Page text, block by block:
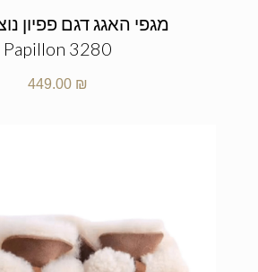
Papillon 3280
449.00 ₪